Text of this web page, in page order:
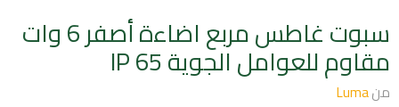
سبوت غاطس مربع اضاءة أصفر 6 وات
مقاوم للعوامل الجوية IP 65
منLuma